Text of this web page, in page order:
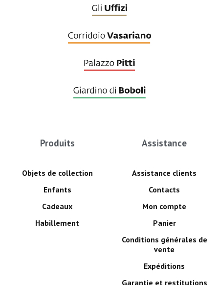
Produits
Objets de collection
Enfants
Cadeaux
Habillement
Assistance
Assistance clients
Contacts
Mon compte
Panier
Conditions générales de
vente
Expéditions
Garantie et restitutions